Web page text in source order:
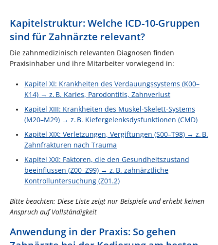
Kapitelstruktur: Welche ICD-10-Gruppen
sind für Zahnärzte relevant?
Die zahnmedizinisch relevanten Diagnosen finden
Praxisinhaber und ihre Mitarbeiter vorwiegend in:
Kapitel XI: Krankheiten des Verdauungssystems (K00–
K14) → z. B. Karies, Parodontitis, Zahnverlust
Kapitel XIII: Krankheiten des Muskel-Skelett-Systems
(M20–M29) → z. B. Kiefergelenksdysfunktionen (CMD)
Kapitel XIX: Verletzungen, Vergiftungen (S00–T98) → z. B.
Zahnfrakturen nach Trauma
Kapitel XXI: Faktoren, die den Gesundheitszustand
beeinflussen (Z00–Z99) → z. B. zahnärztliche
Kontrolluntersuchung (Z01.2)
Bitte beachten: Diese Liste zeigt nur Beispiele und erhebt keinen
Anspruch auf Vollständigkeit
Anwendung in der Praxis: So gehen